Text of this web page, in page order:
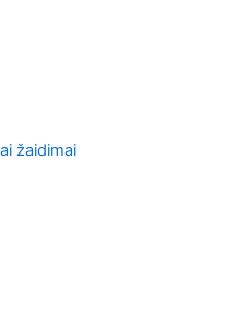
žaidimai